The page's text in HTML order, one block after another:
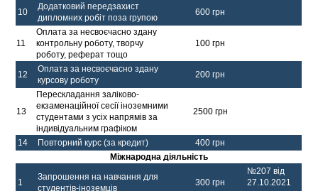
10
Додатковий передзахист
дипломних робіт поза групою
600 грн
11
Оплата за несвоєчасно здану
контрольну роботу, творчу
роботу, реферат тощо
100 грн
12
Оплата за несвоєчасно здану
курсову роботу
200 грн
13
Перескладання заліково-
екзаменаційної сесії іноземними
студентами з усіх напрямів за
індивідуальним графіком
2500 грн
14 Повторний курс (за кредит)
400 грн
Міжнародна діяльність
1
Запрошення на навчання для
студентів-іноземців
300 грн
№207 від
27.10.2021